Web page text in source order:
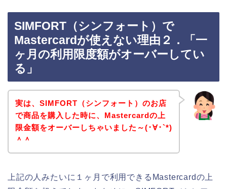
SIMFORT（シンフォート）で
Mastercardが使えない理由２．「一
ヶ月の利用限度額がオーバーしてい
る」
実は、SIMFORT（シンフォート）のお店
で商品を購入した時に、Mastercardの上
限金額をオーバーしちゃいました～(･∀･`*)
＾＾
上記の人みたいに１ヶ月で利用できるMastercardの上